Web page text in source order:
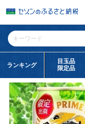
ランキング
目玉品
限定品